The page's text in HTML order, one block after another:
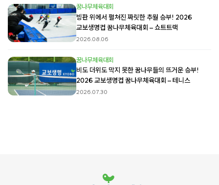
꿈나무체육대회
빙판 위에서 펼쳐진 짜릿한 추월 승부! 2026
교보생명컵 꿈나무체육대회 – 쇼트트랙
2026.08.06
꿈나무체육대회
비도 더위도 막지 못한 꿈나무들의 뜨거운 승부!
2026 교보생명컵 꿈나무체육대회 – 테니스
2026.07.30